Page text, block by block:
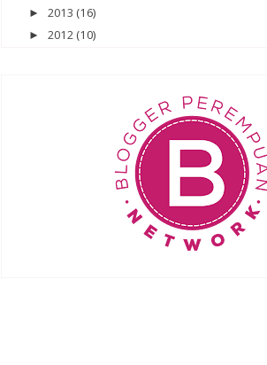
► 2013 (16)
► 2012 (10)